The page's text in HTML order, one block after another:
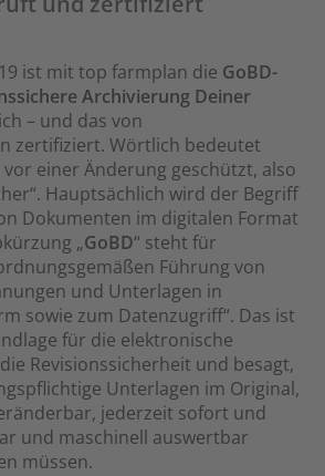
ist mit top farmplan die GoBD-
Archivierung Deiner
– und das von
zertifiziert. Wörtlich bedeutet
vor einer Änderung geschützt, also
Hauptsächlich wird der Begriff
Dokumenten im digitalen Format
„GoBD“ steht für
Führung von
und Unterlagen in
sowie zum Datenzugriff“. Das ist
für die elektronische
Revisionssicherheit und besagt,
Unterlagen im Original,
jederzeit sofort und
und maschinell auswertbar
müssen.